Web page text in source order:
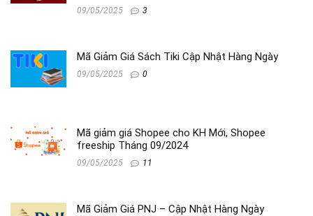
09/05/2025 3
Mã Giảm Giá Sách Tiki Cập Nhật Hàng Ngày
09/05/2025 0
Mã giảm giá Shopee cho KH Mới, Shopee
freeship Tháng 09/2024
09/05/2025 11
Mã Giảm Giá PNJ – Cập Nhật Hàng Ngày